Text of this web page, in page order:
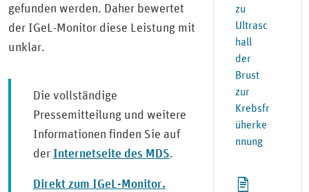
gefunden werden. Daher bewertet
der IGeL-Monitor diese Leistung mit
unklar.
Die vollständige
Pressemitteilung und weitere
Informationen finden Sie auf
der Internetseite des MDS.
Direkt zum IGeL-Monitor.
zu
Ultrasc
hall
der
Brust
zur
Krebsfr
üherke
nnung